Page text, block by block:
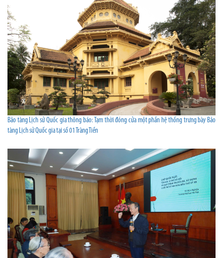
Bảo tàng Lịch sử Quốc gia thông báo: Tạm thời đóng cửa một phần hệ thống trưng bày Bảo
tàng Lịch sử Quốc gia tại số 01 Tràng Tiền